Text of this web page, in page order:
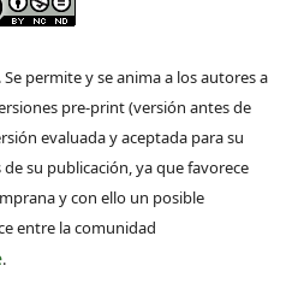
permite y se anima a los autores a
pre-print (versión antes de
evaluada y aceptada para su
su publicación, ya que favorece
y con ello un posible
entre la comunidad
.